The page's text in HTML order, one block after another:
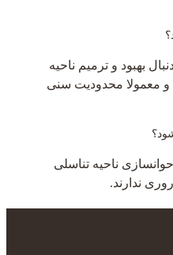
بهبود و ترمیم ناحیه
معمولا محدودیت سنی
ناحیه تناسلی
ندارند.